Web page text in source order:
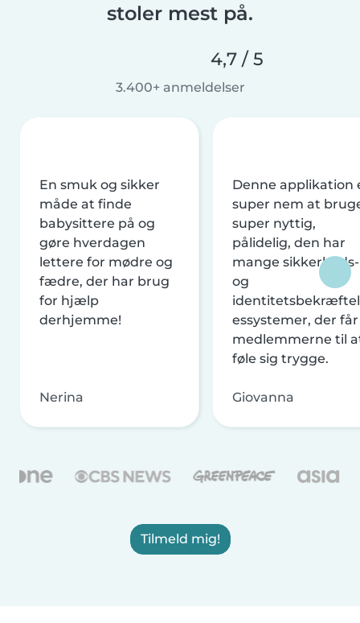
stoler mest på.
4,7 / 5
3.400+ anmeldelser
En smuk og sikker
måde at finde
babysittere på og
gøre hverdagen
lettere for mødre og
fædre, der har brug
for hjælp
derhjemme!
Nerina
Denne applikation
super nem at
super nyttig,
pålidelig, den har
mange sikkerheds-
og
essystemer, der får
medlemmerne til
føle sig trygge.
Giovanna
Tilmeld mig!